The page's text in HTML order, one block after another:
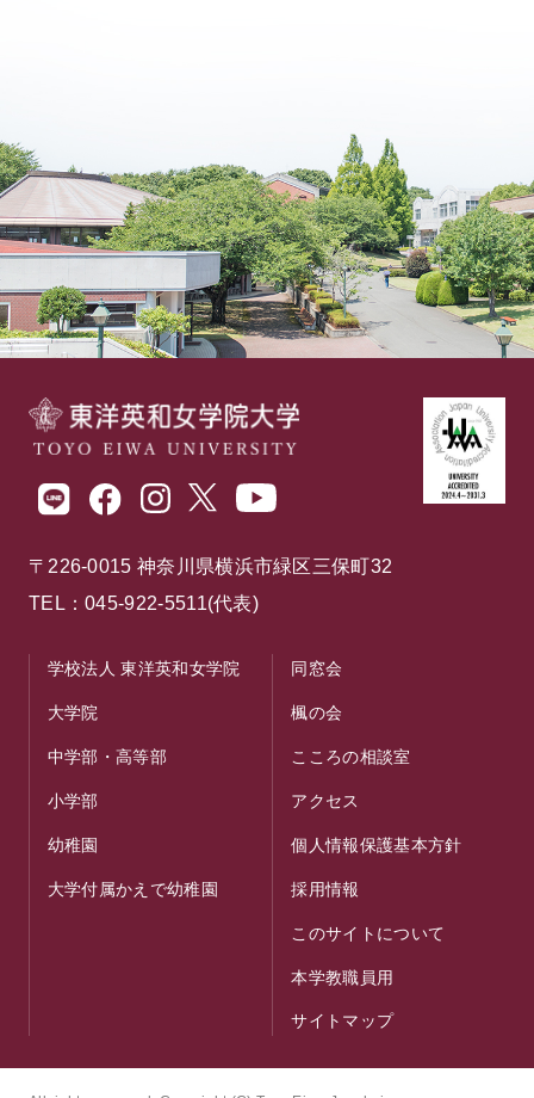
〒226-0015 神奈川県横浜市緑区三保町32
TEL：045-922-5511(代表)
学校法人 東洋英和女学院
大学院
中学部・高等部
小学部
幼稚園
大学付属かえで幼稚園
同窓会
楓の会
こころの相談室
アクセス
個人情報保護基本方針
採用情報
このサイトについて
本学教職員用
サイトマップ